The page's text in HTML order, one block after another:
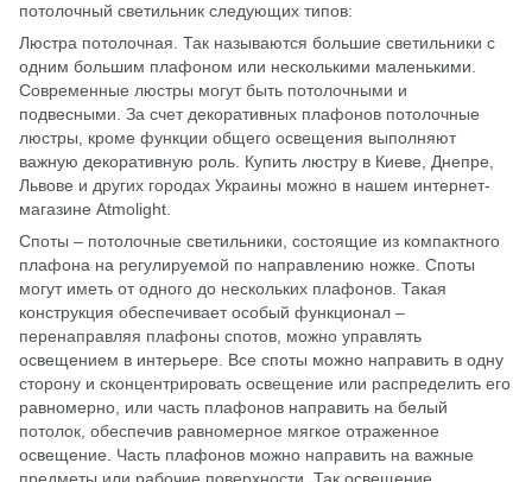
потолочный светильник следующих типов:
Люстра потолочная. Так называются большие светильники с
одним большим плафоном или несколькими маленькими.
Современные люстры могут быть потолочными и
подвесными. За счет декоративных плафонов потолочные
люстры, кроме функции общего освещения выполняют
важную декоративную роль. Купить люстру в Киеве, Днепре,
Львове и других городах Украины можно в нашем интернет-
магазине Atmolight.
Споты – потолочные светильники, состоящие из компактного
плафона на регулируемой по направлению ножке. Споты
могут иметь от одного до нескольких плафонов. Такая
конструкция обеспечивает особый функционал –
перенаправляя плафоны спотов, можно управлять
освещением в интерьере. Все споты можно направить в одну
сторону и сконцентрировать освещение или распределить его
равномерно, или часть плафонов направить на белый
потолок, обеспечив равномерное мягкое отраженное
освещение. Часть плафонов можно направить на важные